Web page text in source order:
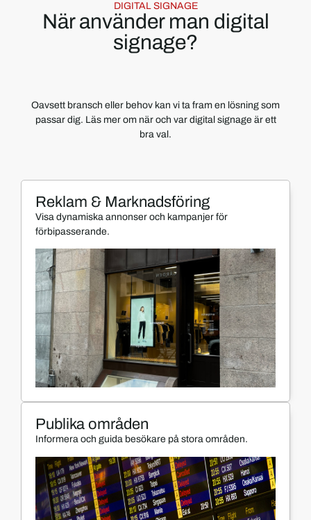
DIGITAL SIGNAGE
När använder man digital
signage?
Oavsett bransch eller behov kan vi ta fram en lösning som
passar dig. Läs mer om när och var digital signage är ett
bra val.
Reklam & Marknadsföring
Visa dynamiska annonser och kampanjer för
förbipasserande.
Publika områden
Informera och guida besökare på stora områden.